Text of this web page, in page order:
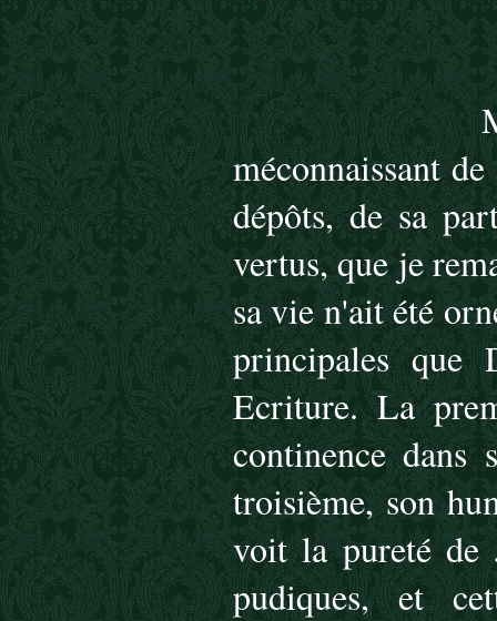
méconnaissant
dépôts, de sa
vertus, que je
sa vie n'ait été
principales que
Ecriture. La
continence
troisième, son
voit la pureté de
pudiques, et